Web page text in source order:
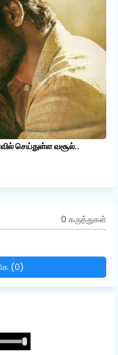
செய்துள்ள வசூல்..
0 கருத்துகள்
(0)